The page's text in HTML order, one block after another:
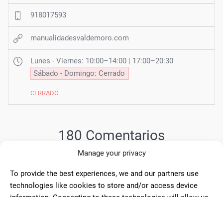
Manage your privacy
To provide the best experiences, we and our partners use
technologies like cookies to store and/or access device
918017593
manualidadesvaldemoro.com
Lunes - Viernes: 10:00–14:00 | 17:00–20:30
Sábado - Domingo: Cerrado
CERRADO
180 Comentarios
Me gusta mucho esta papeleria,
los dueños son muy agradables, te